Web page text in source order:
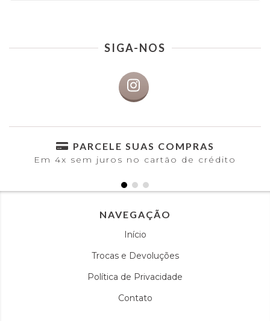
SIGA-NOS
PARCELE SUAS COMPRAS
Em 4x sem juros no cartão de crédito
NAVEGAÇÃO
Início
Trocas e Devoluções
Política de Privacidade
Contato